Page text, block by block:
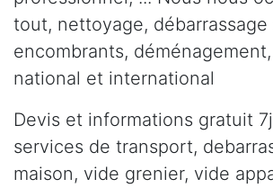
tout, nettoyage, débarrassage
encombrants,
national et international
Devis et informations gratuit
services de transport,
maison, vide grenier, vide